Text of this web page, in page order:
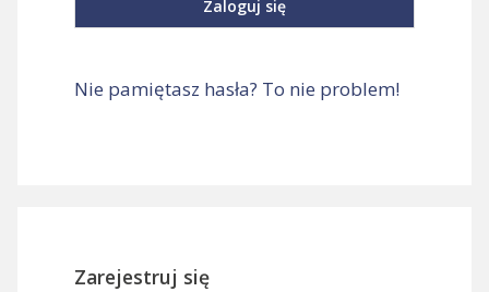
Nie pamiętasz hasła? To nie problem!
Zarejestruj się